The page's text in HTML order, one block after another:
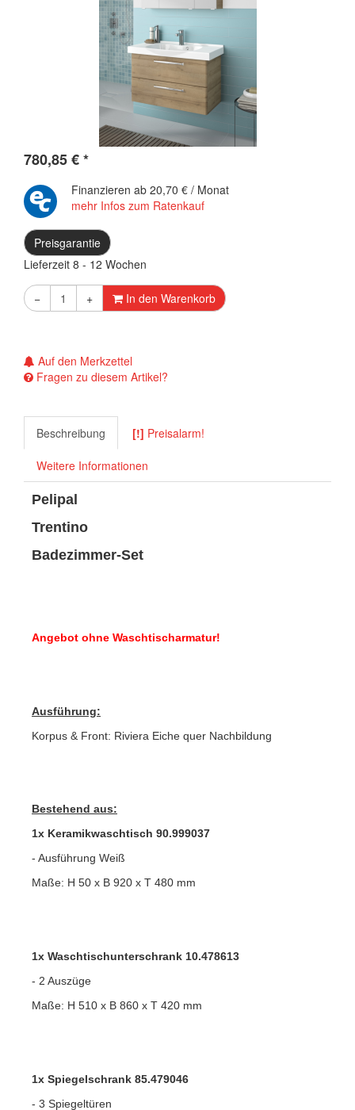
780,85€*
Finanzieren ab 20,70 € / Monat
mehr Infos zum Ratenkauf
Preisgarantie
Lieferzeit 8 - 12 Wochen
− + In den Warenkorb
Auf den Merkzettel
Fragen zu diesem Artikel?
Beschreibung [!] Preisalarm!
Weitere Informationen
Pelipal
Trentino
Badezimmer-Set
Angebot ohne Waschtischarmatur!
Ausführung:
Korpus & Front: Riviera Eiche quer Nachbildung
Bestehend aus:
1x Keramikwaschtisch 90.999037
- Ausführung Weiß
Maße: H 50 x B 920 x T 480 mm
1x Waschtischunterschrank 10.478613
- 2 Auszüge
Maße: H 510 x B 860 x T 420 mm
1x Spiegelschrank 85.479046
- 3 Spiegeltüren